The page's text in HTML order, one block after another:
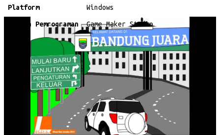
Platform Windows
Bahasa Pemrograman Game Maker Studio